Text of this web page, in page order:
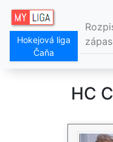
Hokejová liga
Čaňa
HC